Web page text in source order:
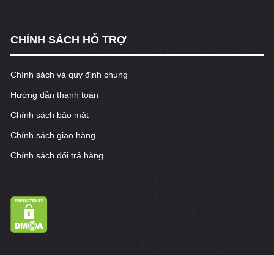
CHÍNH SÁCH HỖ TRỢ
Chính sách và quy định chung
Hướng dẫn thanh toán
Chính sách bảo mật
Chính sách giao hàng
Chính sách đổi trả hàng